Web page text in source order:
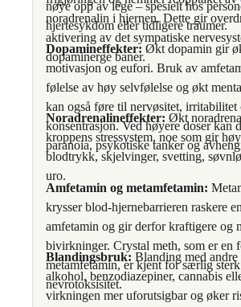
nøye opp av lege – spesielt hos
hjertesykdom eller tidligere traumer.
noradrenalin i hjernen. Dette gir
aktivering av det sympatiske
dopaminerge baner.
Dopamineffekter: Økt dopamin gir
motivasjon og eufori. Bruk av
følelse av høy selvfølelse og økt
kan også føre til nervøsitet, irritabilitet
konsentrasjon. Ved høyere doser kan
paranoia, psykotiske tanker og
Noradrenalineffekter: Økt
kroppens stressystem, noe som gir
blodtrykk, skjelvinger, svetting,
uro.
Amfetamin og metamfetamin:
krysser blod-hjernebarrieren raskere
amfetamin og gir derfor kraftigere og
bivirkninger. Crystal meth, som er en
metamfetamin, er kjent for særlig sterk
nevrotoksisitet.
Blandingsbruk: Blanding med andre
alkohol, benzodiazepiner, cannabis
virkningen mer uforutsigbar og øker